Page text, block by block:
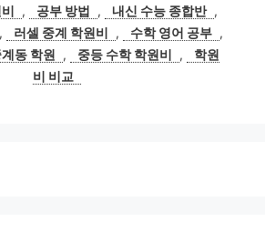
, 공부 방법 , 내신 수능 종합반 ,
, 러셀 중계 학원비 , 수학 영어 공부 ,
동 학원 , 중등 수학 학원비 ,
학원
비 비교